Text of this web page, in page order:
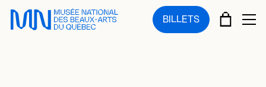
Sauter au menu principal
Sauter au contenu principal
Sauter au pied de page
BILLETS PANIER